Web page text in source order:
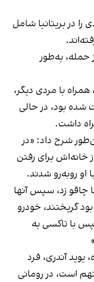
را در بریتانیا شامل
به‌طور
با مردی دیگر،
شده بود، در حالی
داشت.
شرح داد: «در
خانه‌اش برای رفتن
او روبه‌رو شدند.
با چاقو زد، سپس آنها
گریختند، خودرو
با تاکسی به
آندری، فرد
است، در رومانی